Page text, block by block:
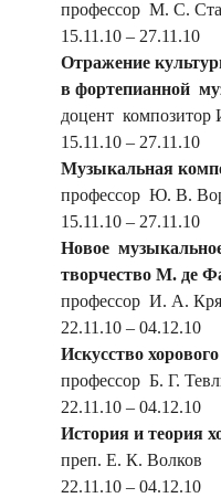
профессор М. С.
15.11.10 – 27.11.10
Отражение
в фортепианной
доцент композитор
15.11.10 – 27.11.10
Музыкальная
профессор Ю. В.
15.11.10 – 27.11.10
Новое
творчество М. де
профессор И. А.
22.11.10 – 04.12.10
Искусство
профессор Б. Г.
22.11.10 – 04.12.10
История и теория
преп. Е. К. Волков
22.11.10 – 04.12.10